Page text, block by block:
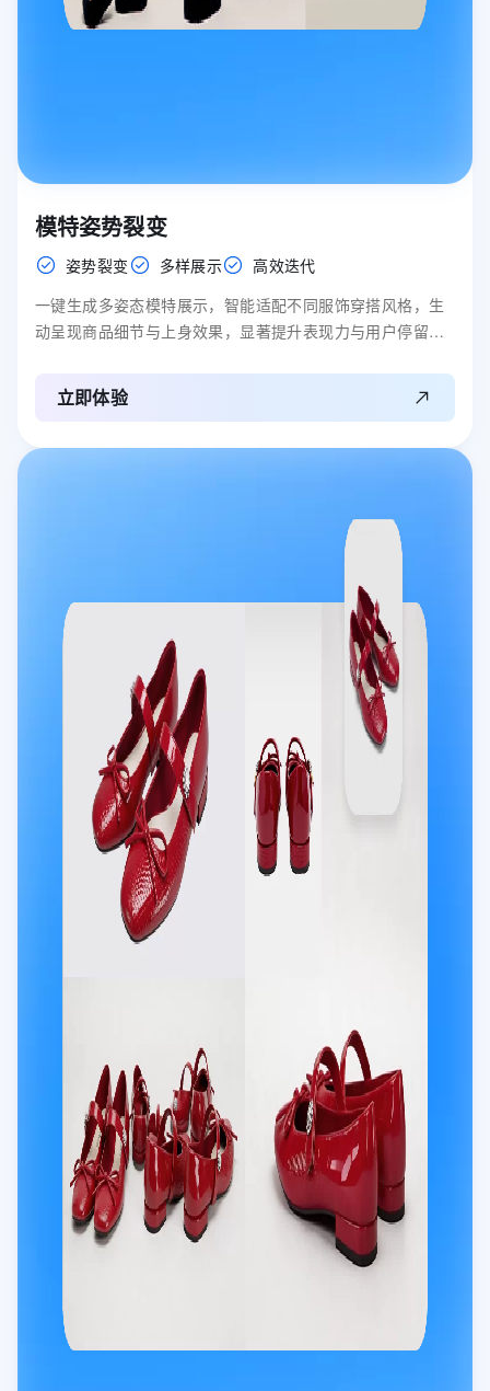
模特姿势裂变
姿势裂变 多样展示
高效迭代
一键生成多姿态模特展示，智能适配不同服饰穿搭风格，生
动呈现商品细节与上身效果，显著提升表现力与用户停留时
立即体验